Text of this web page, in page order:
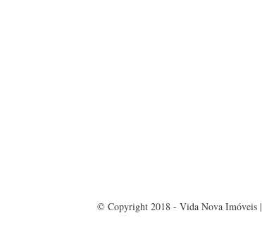
© Copyright 2018 - Vida Nova Imóveis |